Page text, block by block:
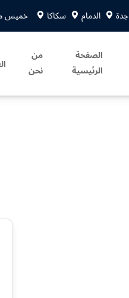
جدة الدمام سكاكا خميس
الصفحة
الرئيسية
من
نحن